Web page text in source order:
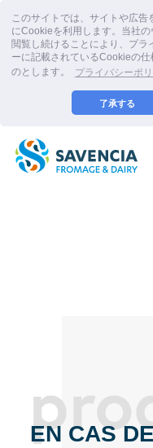
このサイトでは、サイトや広告
にCookieを利用します。当社
閲覧し続けることにより、プラ
ーに記載されているCookieの仕
のとします。
プライバシーポ
了承する
EN CAS